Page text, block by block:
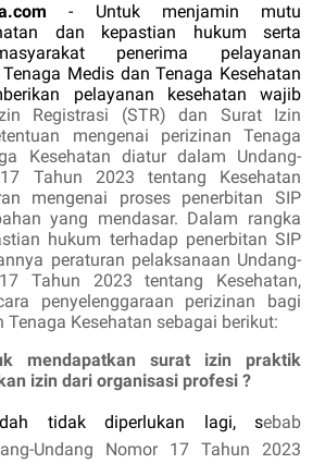
- Untuk menjamin mutu
dan kepastian hukum serta
penerima pelayanan
Medis dan Tenaga Kesehatan
pelayanan kesehatan wajib
Registrasi (STR) dan Surat Izin
mengenai perizinan Tenaga
Kesehatan diatur dalam Undang-
Tahun 2023 tentang Kesehatan
mengenai proses penerbitan SIP
yang mendasar. Dalam rangka
hukum terhadap penerbitan SIP
peraturan pelaksanaan Undang-
Tahun 2023 tentang Kesehatan,
penyelenggaraan perizinan bagi
Tenaga Kesehatan sebagai berikut:
mendapatkan surat izin praktik
izin dari organisasi profesi ?
tidak diperlukan lagi, sebab
Undang Nomor 17 Tahun 2023